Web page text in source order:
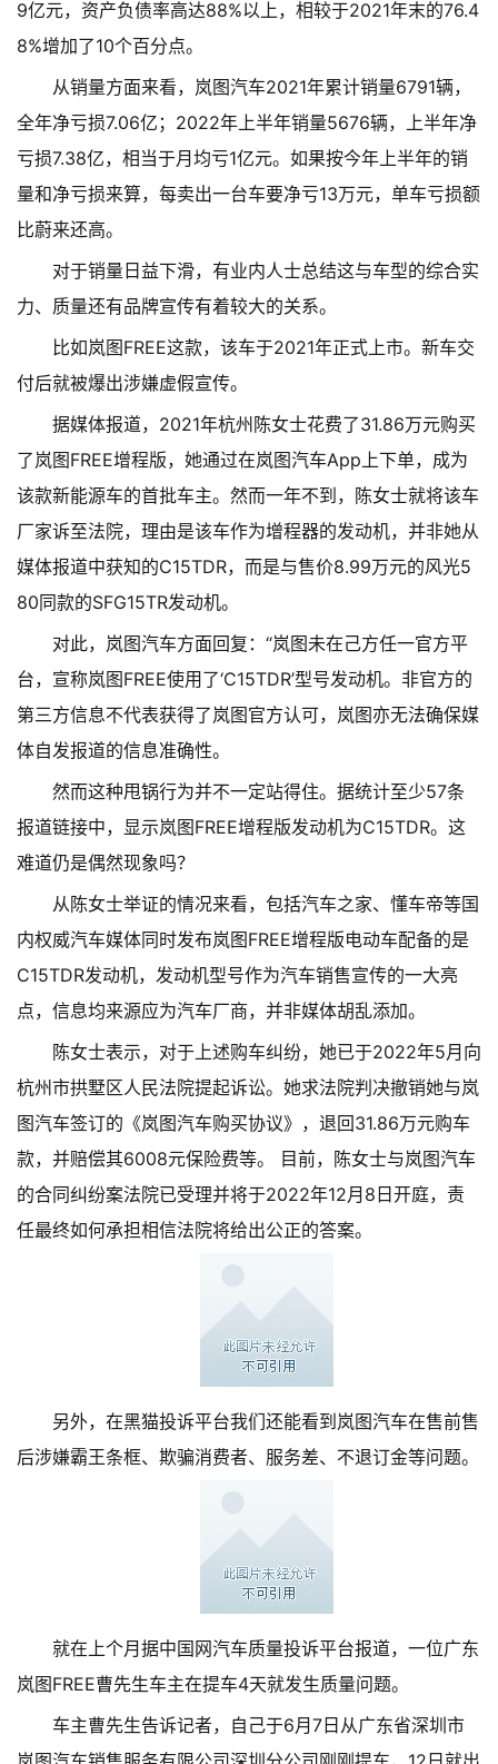
9亿元，资产负债率高达88%以上，相较于2021年末的76.4
8%增加了10个百分点。
从销量方面来看，岚图汽车2021年累计销量6791辆，
全年净亏损7.06亿；2022年上半年销量5676辆，上半年净
亏损7.38亿，相当于月均亏1亿元。如果按今年上半年的销
量和净亏损来算，每卖出一台车要净亏13万元，单车亏损额
比蔚来还高。
对于销量日益下滑，有业内人士总结这与车型的综合实
力、质量还有品牌宣传有着较大的关系。
比如岚图FREE这款，该车于2021年正式上市。新车交
付后就被爆出涉嫌虚假宣传。
据媒体报道，2021年杭州陈女士花费了31.86万元购买
了岚图FREE增程版，她通过在岚图汽车App上下单，成为
该款新能源车的首批车主。然而一年不到，陈女士就将该车
厂家诉至法院，理由是该车作为增程器的发动机，并非她从
媒体报道中获知的C15TDR，而是与售价8.99万元的风光5
80同款的SFG15TR发动机。
对此，岚图汽车方面回复：“岚图未在己方任一官方平
台，宣称岚图FREE使用了‘C15TDR’型号发动机。非官方的
第三方信息不代表获得了岚图官方认可，岚图亦无法确保媒
体自发报道的信息准确性。
然而这种甩锅行为并不一定站得住。据统计至少57条
报道链接中，显示岚图FREE增程版发动机为C15TDR。这
难道仍是偶然现象吗？
从陈女士举证的情况来看，包括汽车之家、懂车帝等国
内权威汽车媒体同时发布岚图FREE增程版电动车配备的是
C15TDR发动机，发动机型号作为汽车销售宣传的一大亮
点，信息均来源应为汽车厂商，并非媒体胡乱添加。
陈女士表示，对于上述购车纠纷，她已于2022年5月向
杭州市拱墅区人民法院提起诉讼。她求法院判决撤销她与岚
图汽车签订的《岚图汽车购买协议》，退回31.86万元购车
款，并赔偿其6008元保险费等。 目前，陈女士与岚图汽车
的合同纠纷案法院已受理并将于2022年12月8日开庭，责
任最终如何承担相信法院将给出公正的答案。
另外，在黑猫投诉平台我们还能看到岚图汽车在售前售
后涉嫌霸王条框、欺骗消费者、服务差、不退订金等问题。
就在上个月据中国网汽车质量投诉平台报道，一位广东
岚图FREE曹先生车主在提车4天就发生质量问题。
车主曹先生告诉记者，自己于6月7日从广东省深圳市